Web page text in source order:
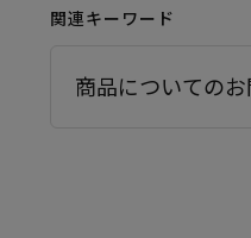
関連キーワード
商品についての